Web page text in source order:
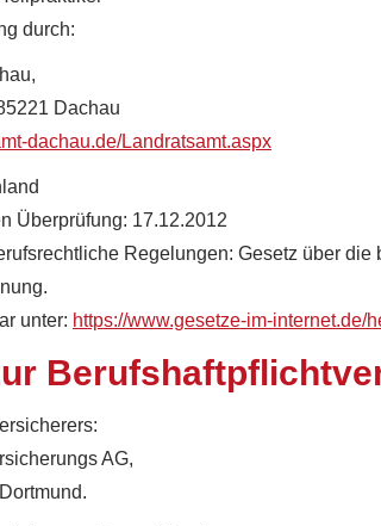
durch:
Dachau
dachau.de/Landratsamt.aspx
Überprüfung: 17.12.2012
Regelungen: Gesetz über
unter: https://www.gesetze-im-internet.de/
AG,